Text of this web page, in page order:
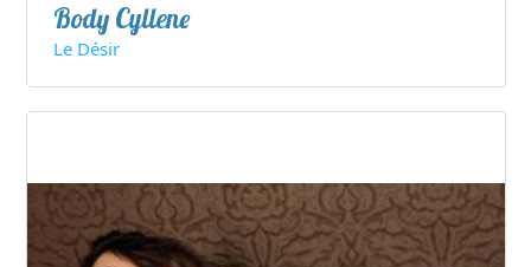
Body Cyllene
Le Désir